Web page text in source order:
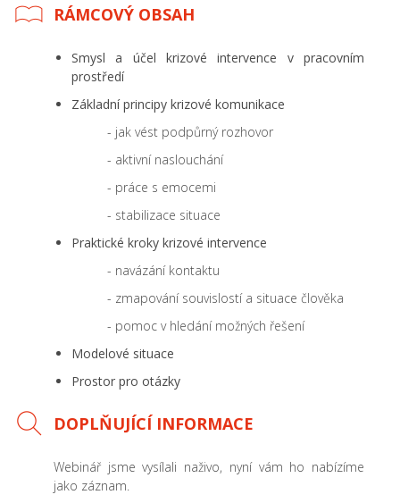
RÁMCOVÝ OBSAH
Smysl a účel krizové intervence v pracovním
prostředí
Základní principy krizové komunikace
- jak vést podpůrný rozhovor
- aktivní naslouchání
- práce s emocemi
- stabilizace situace
Praktické kroky krizové intervence
- navázání kontaktu
- zmapování souvislostí a situace člověka
- pomoc v hledání možných řešení
Modelové situace
Prostor pro otázky
DOPLŇUJÍCÍ INFORMACE
Webinář jsme vysílali naživo, nyní vám ho nabízíme
jako záznam.